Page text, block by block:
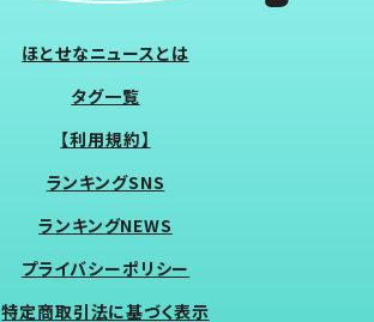
ほとせなニュースとは
タグ一覧
【利用規約】
ランキングSNS
ランキングNEWS
プライバシーポリシー
特定商取引法に基づく表示